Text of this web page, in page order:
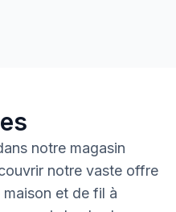
notre magasin
notre vaste offre
et de fil à